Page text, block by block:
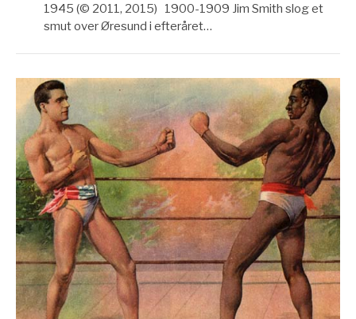
1945 (© 2011, 2015) 1900-1909 Jim Smith slog et
smut over Øresund i efteråret…